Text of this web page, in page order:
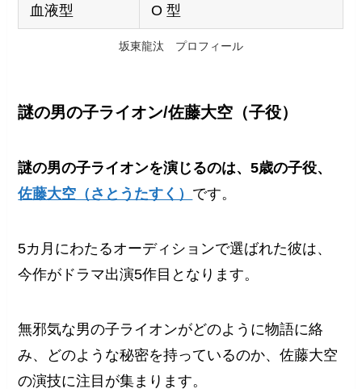
血液型 O 型
坂東龍汰 プロフィール
謎の男の子ライオン/佐藤大空（子役）
謎の男の子ライオンを演じるのは、5歳の子役、
佐藤大空（さとうたすく） です。
5カ月にわたるオーディションで選ばれた彼は、
今作がドラマ出演5作目となります。
無邪気な男の子ライオンがどのように物語に絡
み、どのような秘密を持っているのか、佐藤大空
の演技に注目が集まります。